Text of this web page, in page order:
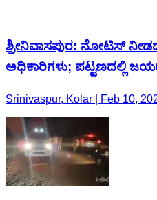
ಶ್ರೀನಿವಾಸಪುರ: ನೋಟಿಸ್
ಅಧಿಕಾರಿಗಳು; ಪಟ್ಟಣದಲ್ಲಿ
Srinivaspur, Kolar | Feb 10,